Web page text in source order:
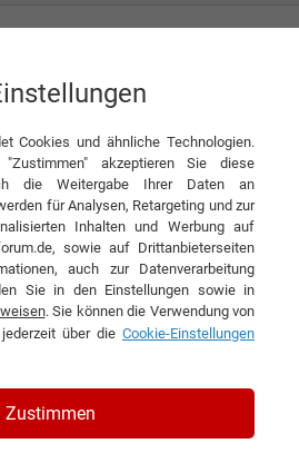
by Aldes GmbH
Cookies und ähnliche Technologien.
akzeptieren Sie diese
die Weitergabe Ihrer Daten an
für Analysen, Retargeting und zur
Inhalten und Werbung auf
sowie auf Drittanbieterseiten
auch zur Datenverarbeitung
Sie in den Einstellungen sowie in
. Sie können die Verwendung von
über die Cookie-Einstellungen
Zustimmen